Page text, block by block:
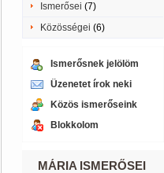
Ismerősei (7)
Közösségei (6)
Ismerősnek jelölöm
Üzenetet írok neki
Közös ismerőseink
Blokkolom
MÁRIA ISMERŐSEI